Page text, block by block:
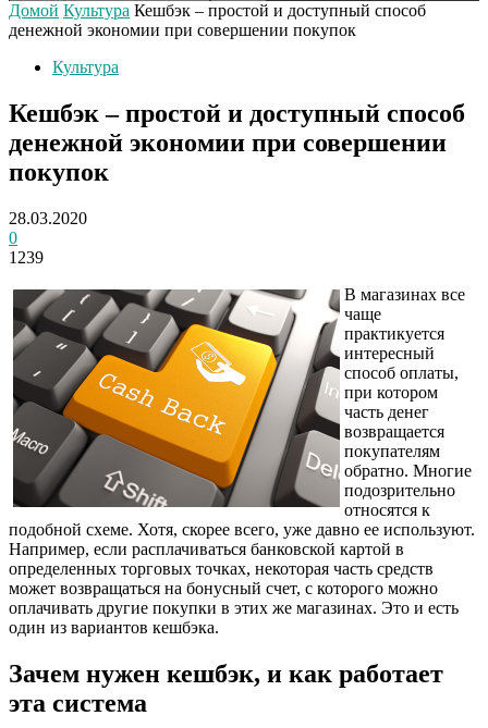
Домой Культура Кешбэк – простой и доступный способ
денежной экономии при совершении покупок
Культура
Кешбэк – простой и доступный способ
денежной экономии при совершении
покупок
28.03.2020
0
1239
В магазинах все
чаще
практикуется
интересный
способ оплаты,
при котором
часть денег
возвращается
покупателям
обратно. Многие
подозрительно
относятся к
подобной схеме. Хотя, скорее всего, уже давно ее используют.
Например, если расплачиваться банковской картой в
определенных торговых точках, некоторая часть средств
может возвращаться на бонусный счет, с которого можно
оплачивать другие покупки в этих же магазинах. Это и есть
один из вариантов кешбэка.
Зачем нужен кешбэк, и как работает
эта система